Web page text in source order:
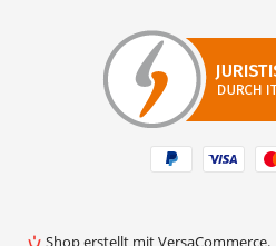
Shop erstellt mit VersaCommerce.